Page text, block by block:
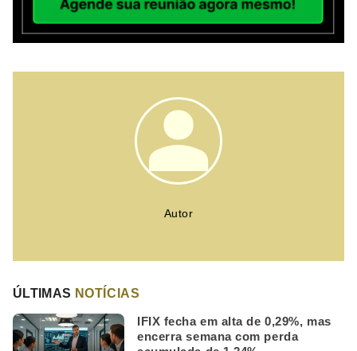
Autor
ÚLTIMAS NOTÍCIAS
IFIX fecha em alta de 0,29%, mas
encerra semana com perda